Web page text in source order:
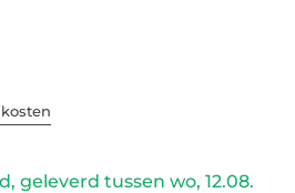
geleverd tussen wo, 12.08.